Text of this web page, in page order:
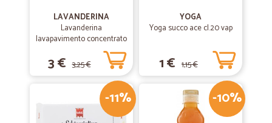
LAVANDERINA
Lavanderina
lavapavimento concentrato
3 € 3,25 €
YOGA
Yoga succo ace cl.20 vap
1 € 1,15 €
-11% -10%